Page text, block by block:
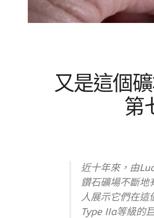
又是這個
第
近十年來，由
鑽石礦場不斷
人展示它們在
Type IIa等級的